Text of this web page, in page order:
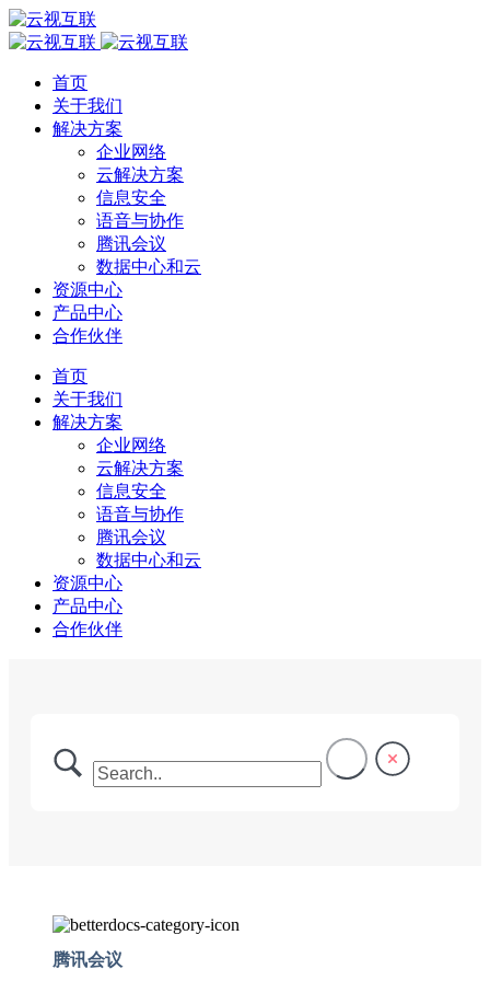
首页
关于我们
解决方案
企业网络
云解决方案
信息安全
语音与协作
腾讯会议
数据中心和云
资源中心
产品中心
合作伙伴
首页
关于我们
解决方案
企业网络
云解决方案
信息安全
语音与协作
腾讯会议
数据中心和云
资源中心
产品中心
合作伙伴
腾讯会议